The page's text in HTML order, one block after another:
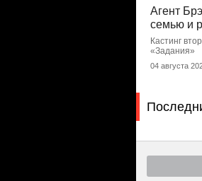
Агент
семью и
Кастинг
«Задания»
04 августа